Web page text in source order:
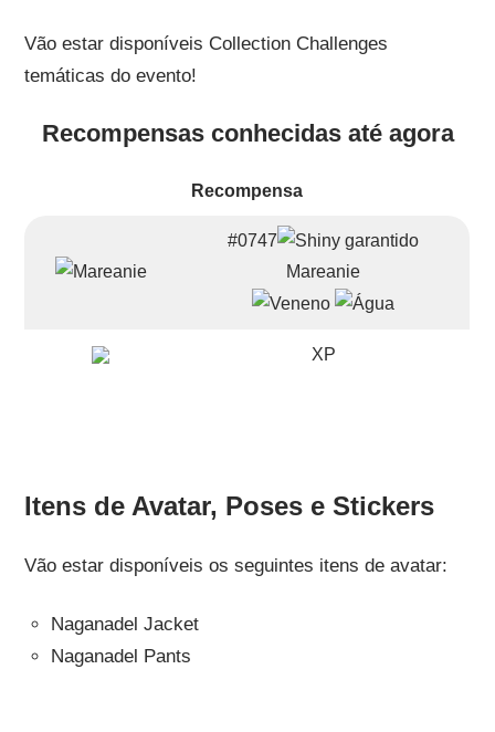
Vão estar disponíveis Collection Challenges
temáticas do evento!
Recompensas conhecidas até agora
Recompensa
#0747
Mareanie
XP
Itens de Avatar, Poses e Stickers
Vão estar disponíveis os seguintes itens de avatar:
Naganadel Jacket
Naganadel Pants